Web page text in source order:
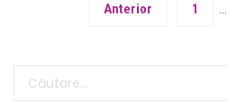
Anterior 1 …